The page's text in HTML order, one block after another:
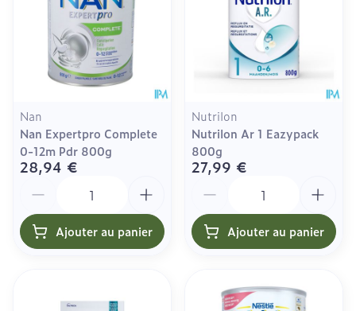
Nan
Nan Expertpro Complete
0-12m Pdr 800g
28,94 €
Ajouter au panier
Nutrilon
Nutrilon Ar 1 Eazypack
800g
27,99 €
Ajouter au panier